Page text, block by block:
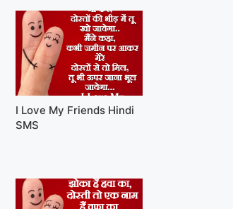
I Love My Friends Hindi
SMS